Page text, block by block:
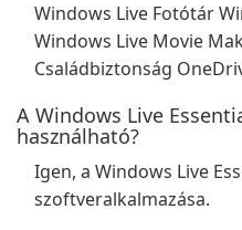
Windows Live Fotótár
Windows Live Movie
Családbiztonság
A Windows Live
használható?
Igen, a Windows Live
szoftveralkalmazása.